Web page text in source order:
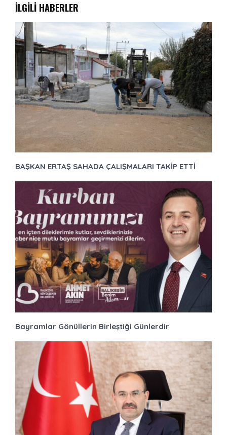
İLGİLİ HABERLER
BAŞKAN ERTAŞ SAHADA ÇALIŞMALARI TAKİP ETTİ
Bayramlar Gönüllerin Birleştiği Günlerdir